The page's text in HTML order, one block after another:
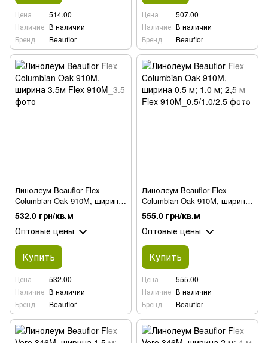
Цена
514.00
Наличие В наличии
Бренд
Beauflor
Цена
507.00
Наличие В наличии
Бренд
Beauflor
Линолеум Beauflor Flex
Columbian Oak 910M, ширина
3,5м
532.0 грн/кв.м
Оптовые цены
Купить
Цена
532.00
Наличие В наличии
Бренд
Beauflor
Линолеум Beauflor Flex
Columbian Oak 910M, ширина
0,5 м; 1,0 м; 2,5 м
555.0 грн/кв.м
Оптовые цены
Купить
Цена
555.00
Наличие В наличии
Бренд
Beauflor